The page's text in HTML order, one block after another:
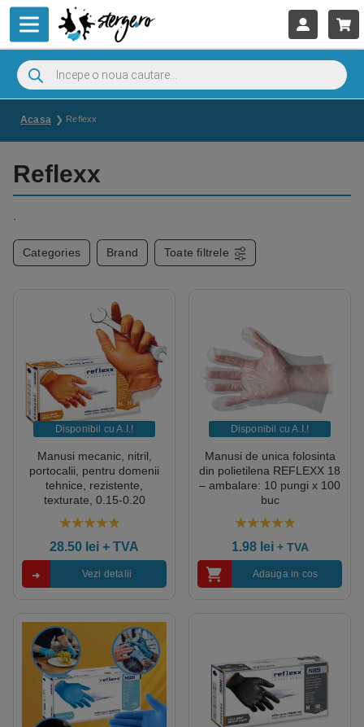
Acasa Reflexx
Reflexx
.
Categories Brand Toate filtrele
Disponibil cu A.I.​!
Manusi mecanic, nitril,
portocalii, pentru domenii
tehnice, rezistente,
texturate, 0.15-0.20
grosime, 50 buc/cutie
28.50 lei + TVA
Vezi detalii
Disponibil cu A.I.​!
Manusi de unica folosinta
din polietilena REFLEXX 18
– ambalare: 10 pungi x 100
buc
1.98 lei + TVA
Adauga in cos